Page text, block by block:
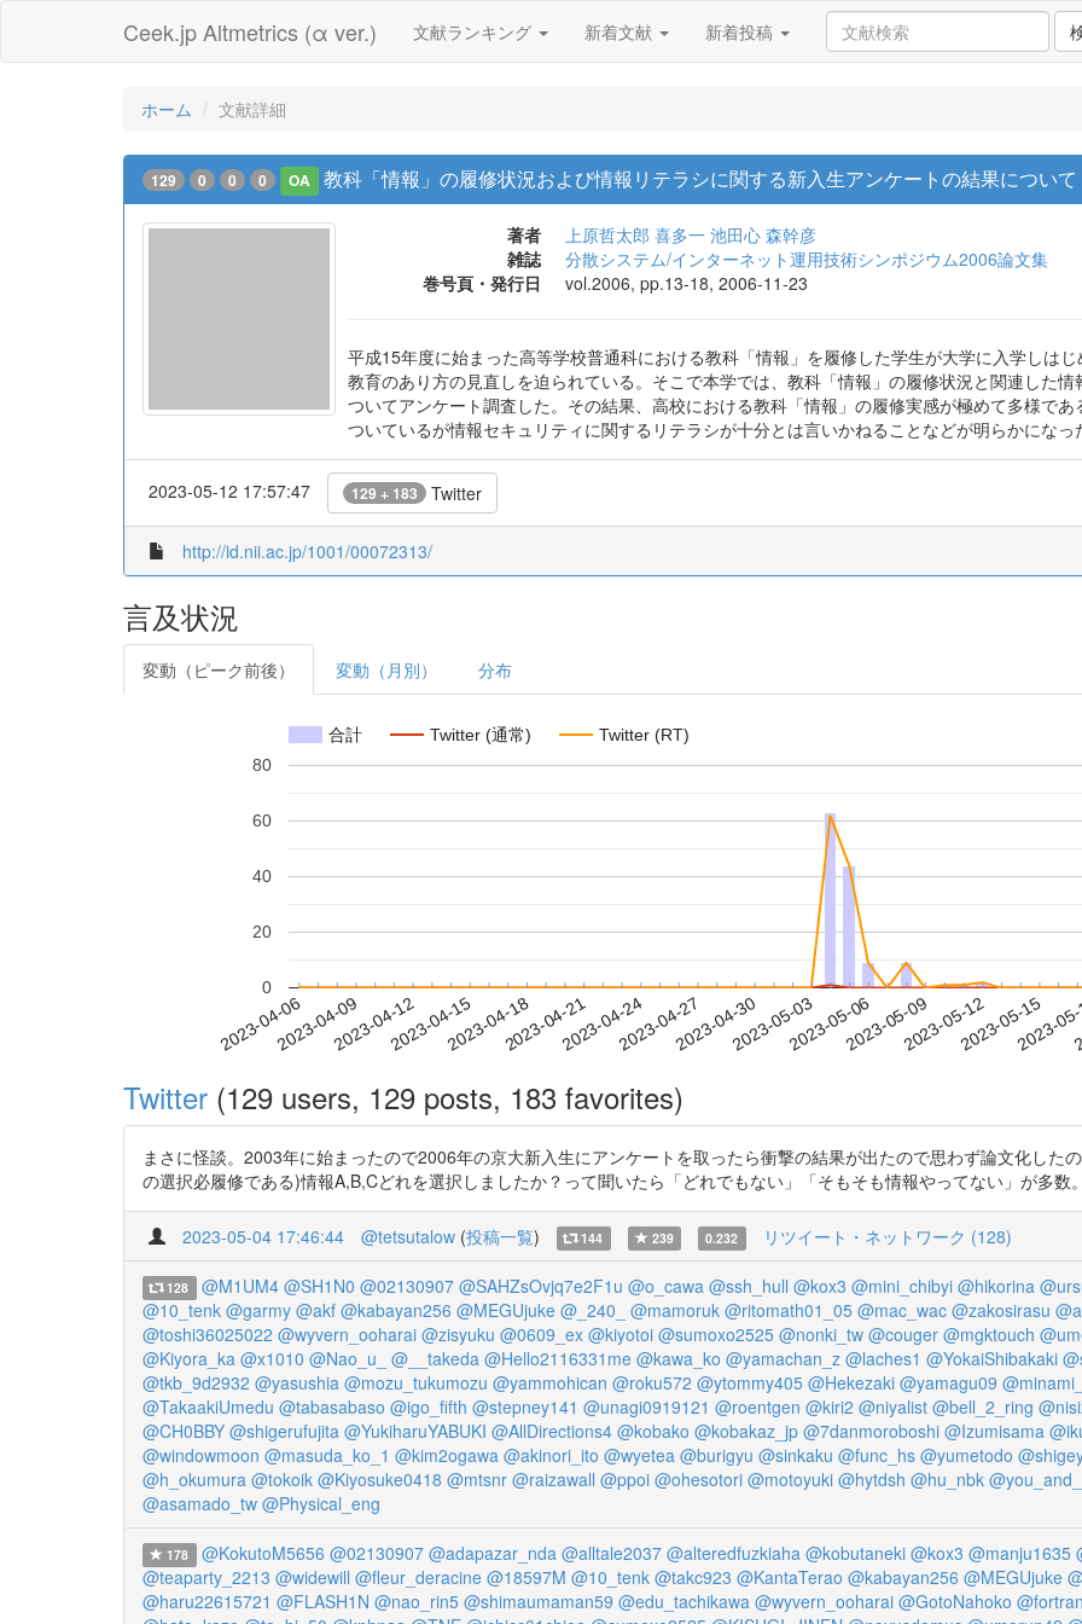
Ceek.jp Altmetrics (α ver.) 文献ランキング 新着文献 新着投稿
ホーム 文献詳細
129 0 0 0 OA 教科「情報」の履修状況および情報リテラシに関する新入生アンケートの結果について
著者 上原哲太郎 喜多一 池田心 森幹彦
雑誌
分散システム/インターネット運用技術シンポジウム2006論文集
巻号頁・発行日
vol.2006, pp.13-18, 2006-11-23
平成15年度に始まった高等学校普通科における教科「情報」を履修した学生が大学に入学しは
教育のあり方の見直しを迫られている。そこで本学では、教科「情報」の履修状況と関連した
ついてアンケート調査した。その結果、高校における教科「情報」の履修実感が極めて多様で
ついているが情報セキュリティに関するリテラシが十分とは言いかねることなどが明らかになっ
2023-05-12 17:57:47 129 + 183 Twitter
http://id.nii.ac.jp/1001/00072313/
言及状況
変動（ピーク前後） 変動（月別） 分布
合計 Twitter (通常) Twitter (RT)
2023-04-062023-04-092023-04-122023-04-152023-04-182023-04-212023-04-242023-04-272023-04-302023-05-032023-05-062023-05-092023-05-122023-05-15
2023-
0
20
40
60
80
Twitter (129 users, 129 posts, 183 favorites)
まさに怪談。2003年に始まったので2006年の京大新入生にアンケートを取ったら衝撃の結果が出たので思わず論文化した
の選択必履修である)情報A,B,Cどれを選択しましたか？って聞いたら「どれでもない」「そもそも情報やってない」が多
2023-05-04 17:46:44 @tetsutalow (投稿一覧) 144 239 0.232 リツイート・ネットワーク (128)
128 @M1UM4 @SH1N0 @02130907 @SAHZsOvjq7e2F1u @o_cawa @ssh_hull @kox3 @mini_chibyi @hikorina
@10_tenk @garmy @akf @kabayan256 @MEGUjuke @_240_ @mamoruk @ritomath01_05 @mac_wac @zakosirasu
@toshi36025022 @wyvern_ooharai @zisyuku @0609_ex @kiyotoi @sumoxo2525 @nonki_tw @couger @mgktouch
@Kiyora_ka @x1010 @Nao_u_ @__takeda @Hello2116331me @kawa_ko @yamachan_z @laches1 @YokaiShibakaki
@tkb_9d2932 @yasushia @mozu_tukumozu @yammohican @roku572 @ytommy405 @Hekezaki @yamagu09
@TakaakiUmedu @tabasabaso @igo_fifth @stepney141 @unagi0919121 @roentgen @kiri2 @niyalist @bell_2_ring
@CH0BBY @shigerufujita @YukiharuYABUKI @AllDirections4 @kobako @kobakaz_jp @7danmoroboshi @Izumisama
@windowmoon @masuda_ko_1 @kim2ogawa @akinori_ito @wyetea @burigyu @sinkaku @func_hs @yumetodo
@h_okumura @tokoik @Kiyosuke0418 @mtsnr @raizawall @ppoi @ohesotori @motoyuki @hytdsh @hu_nbk
@asamado_tw @Physical_eng
178 @KokutoM5656 @02130907 @adapazar_nda @alltale2037 @alteredfuzkiaha @kobutaneki @kox3 @manju1635
@teaparty_2213 @widewill @fleur_deracine @18597M @10_tenk @takc923 @KantaTerao @kabayan256 @MEGUjuke
@haru22615721 @FLASH1N @nao_rin5 @shimaumaman59 @edu_tachikawa @wyvern_ooharai @GotoNahoko